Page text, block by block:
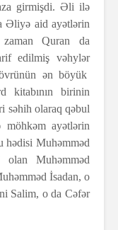
girmişdi. Əli ilə
Əliyə aid ayətlərin
Quran da
edilmiş vəhylər
ən böyük
kitabının birinin
səhih olaraq qəbul
ayətlərin
hədisi Muhəmməd
Muhəmməd
İsadan, o
Salim, o da Cəfər